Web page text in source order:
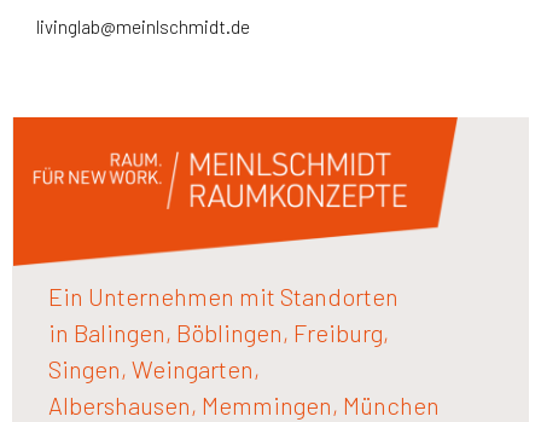
livinglab@meinlschmidt.de
Ein Unternehmen mit Standorten
in Balingen, Böblingen, Freiburg,
Singen, Weingarten,
Albershausen, Memmingen, München